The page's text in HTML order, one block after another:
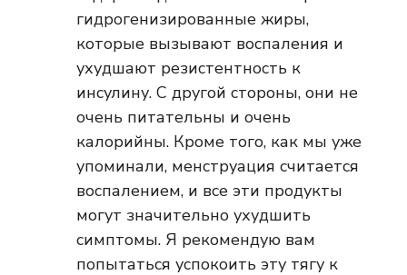
гидрогенизированные жиры,
которые вызывают воспаления и
ухудшают резистентность к
инсулину. С другой стороны, они не
очень питательны и очень
калорийны. Кроме того, как мы уже
упоминали, менструация считается
воспалением, и все эти продукты
могут значительно ухудшить
симптомы. Я рекомендую вам
попытаться успокоить эту тягу к